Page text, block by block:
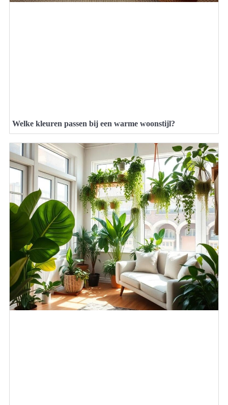
Welke kleuren passen bij een warme woonstijl?